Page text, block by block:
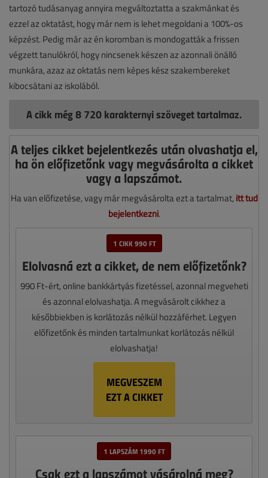
tartozó tudásanyag annyira megváltoztatta a szakmánkat és
ezzel az oktatást, hogy már nem is lehet megoldani a 100%-os
képzést. Pedig már az én koromban is mondogatták a frissen
végzett tanulókról, hogy nincsenek készen az azonnali önálló
munkára, azaz az oktatás nem képes kész szakembereket
kibocsátani az iskolából.
A cikk még 8 720 karakternyi szöveget tartalmaz.
A teljes cikket bejelentkezés után olvashatja el,
ha ön előfizetőnk vagy megvásárolta a cikket
vagy a lapszámot.
Ha van előfizetése, vagy már megvásárolta ezt a tartalmat, itt tud
bejelentkezni.
1 CIKK 990 FT
Elolvasná ezt a cikket, de nem előfizetőnk?
990 Ft-ért, online bankkártyás fizetéssel, azonnal megveheti
és azonnal elolvashatja. A megvásárolt cikkhez a
későbbiekben is korlátozás nélkül hozzáférhet. Legyen
előfizetőnk és minden tartalmunkat korlátozás nélkül
elolvashatja!
MEGVESZEM
EZT A CIKKET
1 LAPSZÁM 1990 FT
Csak ezt a lapszámot vásárolná meg?